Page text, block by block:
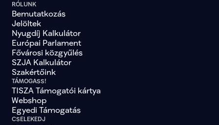
RÓLUNK
Bemutatkozás
Jelöltek
Nyugdíj Kalkulátor
Európai Parlament
Fővárosi közgyűlés
SZJA Kalkulátor
Szakértőink
TÁMOGASS!
TISZA Támogatói kártya
Webshop
Egyedi Támogatás
CSELEKEDJ